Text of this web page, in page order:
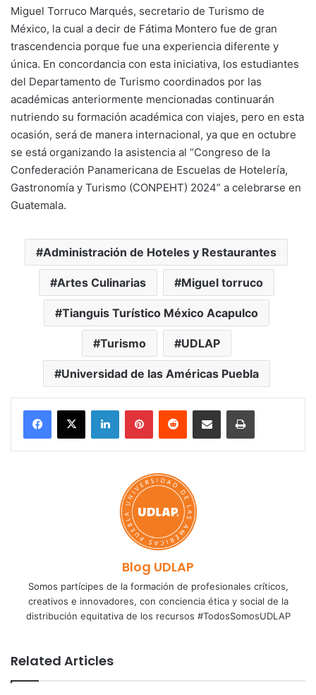
Miguel Torruco Marqués, secretario de Turismo de
México, la cual a decir de Fátima Montero fue de gran
trascendencia porque fue una experiencia diferente y
única. En concordancia con esta iniciativa, los estudiantes
del Departamento de Turismo coordinados por las
académicas anteriormente mencionadas continuarán
nutriendo su formación académica con viajes, pero en esta
ocasión, será de manera internacional, ya que en octubre
se está organizando la asistencia al “Congreso de la
Confederación Panamericana de Escuelas de Hotelería,
Gastronomía y Turismo (CONPEHT) 2024” a celebrarse en
Guatemala.
Administración de Hoteles y Restaurantes
Artes Culinarias Miguel torruco
Tianguis Turístico México Acapulco
Turismo UDLAP
Universidad de las Américas Puebla
LinkedInPinterestReddit Share via Email Print
Blog UDLAP
Somos partícipes de la formación de profesionales críticos,
creativos e innovadores, con conciencia ética y social de la
distribución equitativa de los recursos #TodosSomosUDLAP
Related Articles